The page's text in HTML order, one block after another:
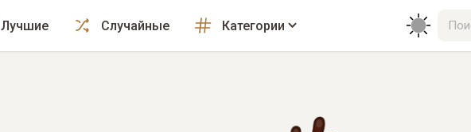
Лучшие Случайные Категории